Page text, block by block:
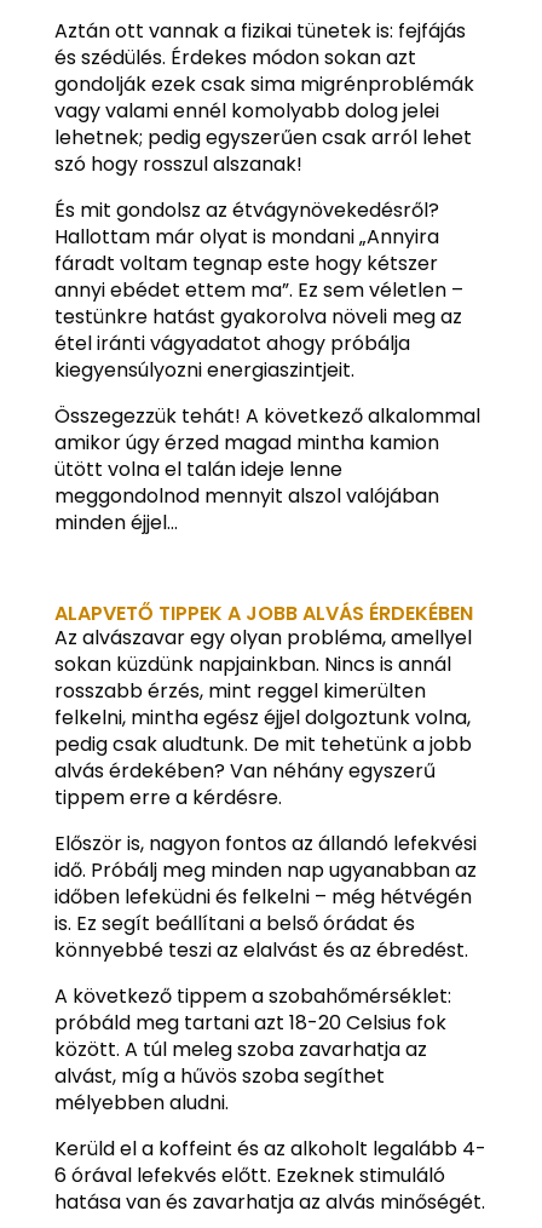
Aztán ott vannak a fizikai tünetek is: fejfájás
és szédülés. Érdekes módon sokan azt
gondolják ezek csak sima migrénproblémák
vagy valami ennél komolyabb dolog jelei
lehetnek; pedig egyszerűen csak arról lehet
szó hogy rosszul alszanak!
És mit gondolsz az étvágynövekedésről?
Hallottam már olyat is mondani „Annyira
fáradt voltam tegnap este hogy kétszer
annyi ebédet ettem ma”. Ez sem véletlen –
testünkre hatást gyakorolva növeli meg az
étel iránti vágyadatot ahogy próbálja
kiegyensúlyozni energiaszintjeit.
Összegezzük tehát! A következő alkalommal
amikor úgy érzed magad mintha kamion
ütött volna el talán ideje lenne
meggondolnod mennyit alszol valójában
minden éjjel…
ALAPVETŐ TIPPEK A JOBB ALVÁS ÉRDEKÉBEN
Az alvászavar egy olyan probléma, amellyel
sokan küzdünk napjainkban. Nincs is annál
rosszabb érzés, mint reggel kimerülten
felkelni, mintha egész éjjel dolgoztunk volna,
pedig csak aludtunk. De mit tehetünk a jobb
alvás érdekében? Van néhány egyszerű
tippem erre a kérdésre.
Először is, nagyon fontos az állandó lefekvési
idő. Próbálj meg minden nap ugyanabban az
időben lefeküdni és felkelni – még hétvégén
is. Ez segít beállítani a belső órádat és
könnyebbé teszi az elalvást és az ébredést.
A következő tippem a szobahőmérséklet:
próbáld meg tartani azt 18-20 Celsius fok
között. A túl meleg szoba zavarhatja az
alvást, míg a hűvös szoba segíthet
mélyebben aludni.
Kerüld el a koffeint és az alkoholt legalább 4-
6 órával lefekvés előtt. Ezeknek stimuláló
hatása van és zavarhatja az alvás minőségét.